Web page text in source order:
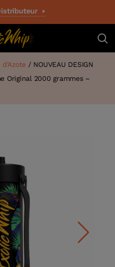
/ NOUVEAU DESIGN
Original 2000 grammes –